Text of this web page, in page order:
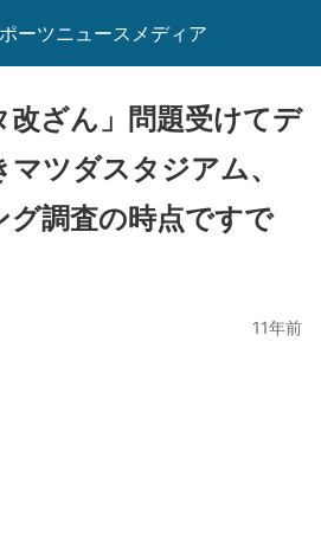
ーツニュースメディア
改ざん」問題受けてデ
ツダスタジアム、
グ調査の時点ですで
11年前